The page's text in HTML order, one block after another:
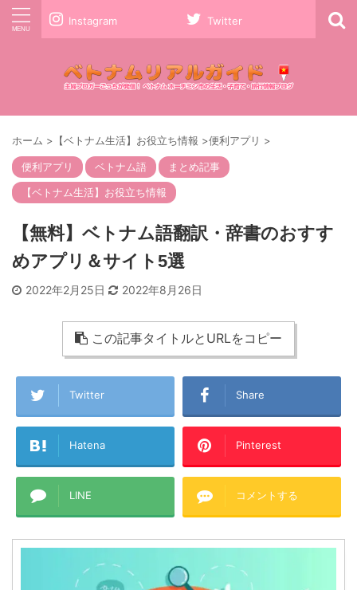
Instagram Twitter
ホーム > 【ベトナム生活】お役立ち情報 >便利アプリ >
便利アプリ ベトナム語
まとめ記事
【ベトナム生活】お役立ち情報
【無料】ベトナム語翻訳・辞書のおすす
めアプリ＆サイト5選
2022年2月25日 2022年8月26日
この記事タイトルとURLをコピー
Twitter Share
Hatena Pinterest
LINE コメントする